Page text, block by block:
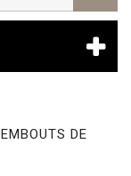
EMBOUTS DE